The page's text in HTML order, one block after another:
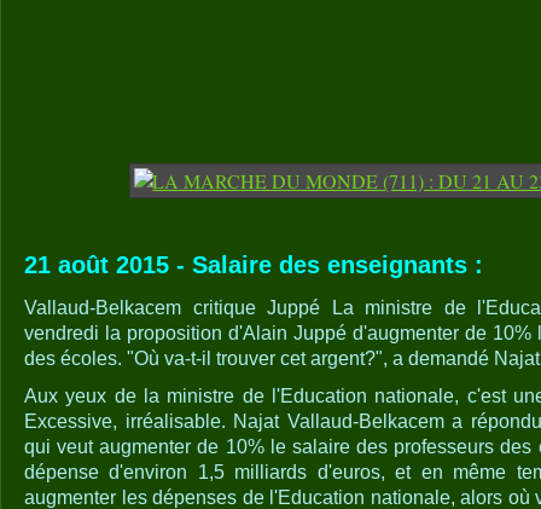
21 août 2015 - Salaire des enseignants :
Vallaud-Belkacem critique Juppé La ministre de
vendredi la proposition d'Alain Juppé d'augmenter de 10%
des écoles. "Où va-t-il trouver cet argent?", a demandé
Aux yeux de la ministre de l'Education nationale, c'est
Excessive, irréalisable. Najat Vallaud-Belkacem a
qui veut augmenter de 10% le salaire des professeurs
dépense d'environ 1,5 milliards d'euros, et en même
augmenter les dépenses de l'Education nationale, alors où